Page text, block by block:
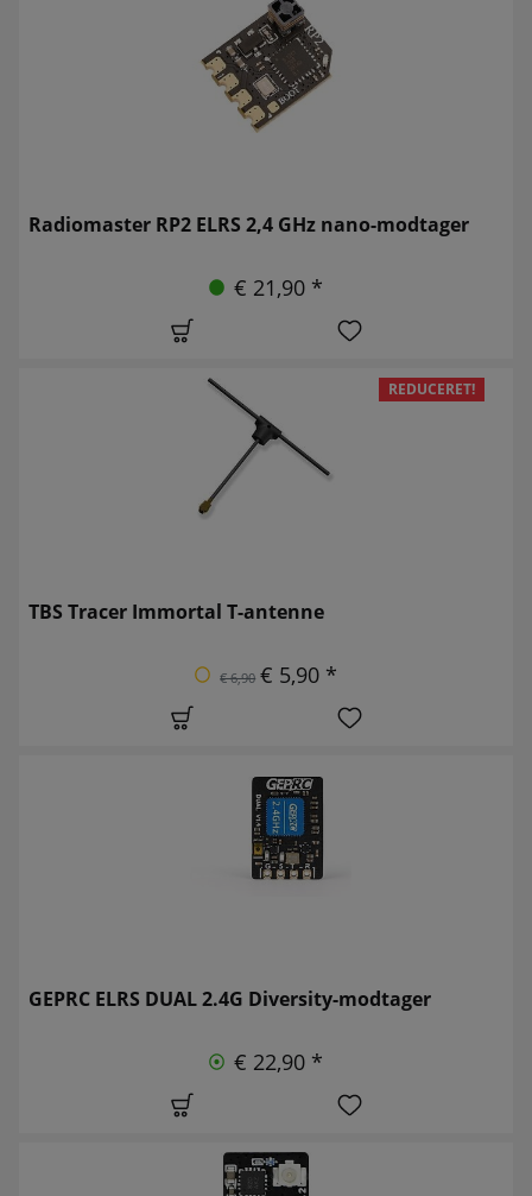
Radiomaster RP2 ELRS 2,4 GHz nano-modtager
€ 21,90 *
REDUCERET!
TBS Tracer Immortal T-antenne
€ 6,90 € 5,90 *
GEPRC ELRS DUAL 2.4G Diversity-modtager
€ 22,90 *